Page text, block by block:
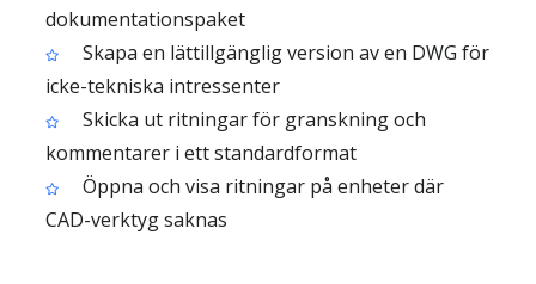
dokumentationspaket
Skapa en lättillgänglig version av en DWG för
icke-tekniska intressenter
Skicka ut ritningar för granskning och
kommentarer i ett standardformat
Öppna och visa ritningar på enheter där
CAD-verktyg saknas